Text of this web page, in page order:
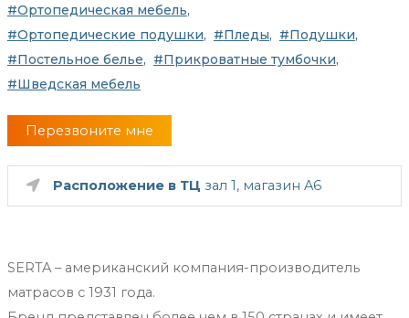
Ортопедическая мебель
Ортопедические подушки
Пледы
Подушки
Постельное белье
Прикроватные тумбочки
Шведская мебель
Перезвоните мне
Расположение в ТЦ зал 1, магазин A6
SERTA – американский компания-производитель
матрасов с 1931 года.